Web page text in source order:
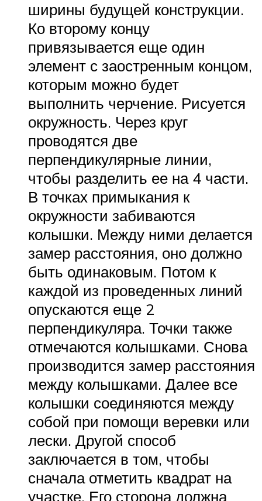
ширины будущей конструкции.
Ко второму концу
привязывается еще один
элемент с заостренным концом,
которым можно будет
выполнить черчение. Рисуется
окружность. Через круг
проводятся две
перпендикулярные линии,
чтобы разделить ее на 4 части.
В точках примыкания к
окружности забиваются
колышки. Между ними делается
замер расстояния, оно должно
быть одинаковым. Потом к
каждой из проведенных линий
опускаются еще 2
перпендикуляра. Точки также
отмечаются колышками. Снова
производится замер расстояния
между колышками. Далее все
колышки соединяются между
собой при помощи веревки или
лески. Другой способ
заключается в том, чтобы
сначала отметить квадрат на
участке. Его сторона должна